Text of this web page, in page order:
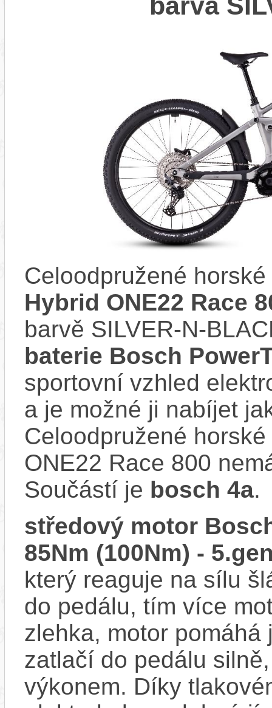
Celoodpružené
Hybrid ONE22 Race
barvě SILVER-N-
baterie Bosch
sportovní vzhled
a je možné ji nabíjet
Celoodpružené
ONE22 Race 800
Součástí je bosch 4a.
středový motor
85Nm (100Nm) -
který reaguje na sílu
do pedálu, tím více
zlehka, motor
zatlačí do pedálu
výkonem. Díky